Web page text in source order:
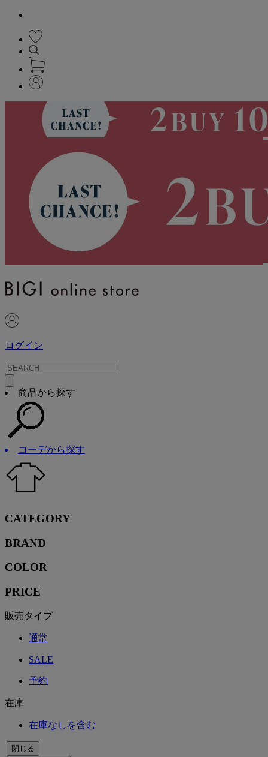
ログイン
商品から探す
コーデから探す
CATEGORY
BRAND
COLOR
PRICE
販売タイプ
通常
SALE
予約
在庫
在庫なしを含む
閉じる